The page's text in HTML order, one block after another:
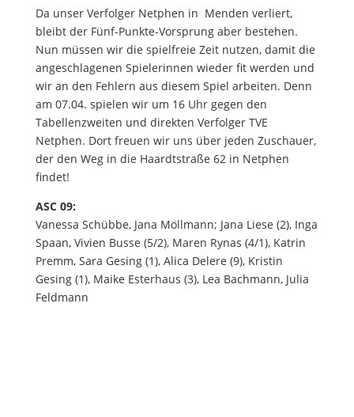
Da unser Verfolger Netphen in Menden verliert,
bleibt der Fünf-Punkte-Vorsprung aber bestehen.
Nun müssen wir die spielfreie Zeit nutzen, damit die
angeschlagenen Spielerinnen wieder fit werden und
wir an den Fehlern aus diesem Spiel arbeiten. Denn
am 07.04. spielen wir um 16 Uhr gegen den
Tabellenzweiten und direkten Verfolger TVE
Netphen. Dort freuen wir uns über jeden Zuschauer,
der den Weg in die Haardtstraße 62 in Netphen
findet!
ASC 09:
Vanessa Schübbe, Jana Möllmann; Jana Liese (2), Inga
Spaan, Vivien Busse (5/2), Maren Rynas (4/1), Katrin
Premm, Sara Gesing (1), Alica Delere (9), Kristin
Gesing (1), Maike Esterhaus (3), Lea Bachmann, Julia
Feldmann